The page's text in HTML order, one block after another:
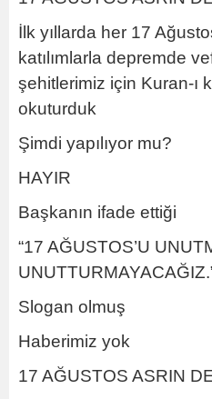
İlk yıllarda her 17
katılımlarla depremde
şehitlerimiz için Kuran-ı
okuturduk
Şimdi yapılıyor mu?
HAYIR
Başkanın ifade ettiği
“17 AĞUSTOS’U
Slogan olmuş
Haberimiz yok
17 AĞUSTOS ASRIN